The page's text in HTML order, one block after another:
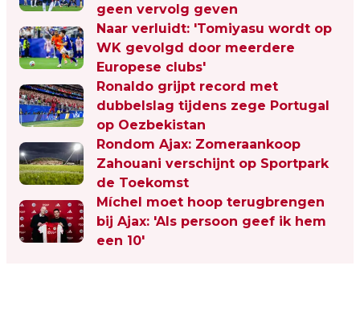
geen vervolg geven
Naar verluidt: 'Tomiyasu wordt op
WK gevolgd door meerdere
Europese clubs'
Ronaldo grijpt record met
dubbelslag tijdens zege Portugal
op Oezbekistan
Rondom Ajax: Zomeraankoop
Zahouani verschijnt op Sportpark
de Toekomst
Míchel moet hoop terugbrengen
bij Ajax: 'Als persoon geef ik hem
een 10'